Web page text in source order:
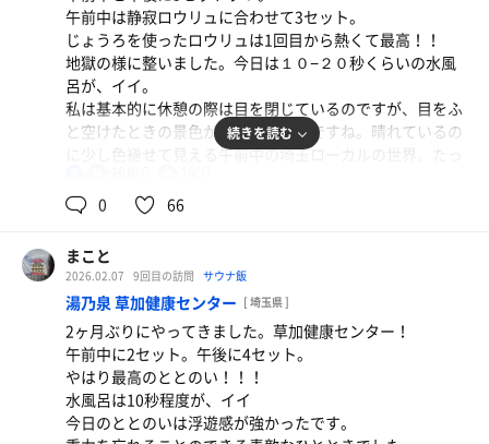
午前中は静寂ロウリュに合わせて3セット。
じょうろを使ったロウリュは1回目から熱くて最高！！
地獄の様に整いました。今日は１０−２０秒くらいの水風
呂が、イイ。
私は基本的に休憩の際は目を閉じているのですが、目をふ
と空けたときの景色が堪らなくいいですね。晴れているの
に少し色褪せて見える午前中の埼玉ローカルの世界。たっ
お昼にはラッコ飯を食し、そのままビンゴ大会へ。
その後は館内で夕方までだらだら。グッズ売り場やゲーム
センターを覗くのも楽しかったです。
そして17時頃から締めの3セット。
いや〜3回とも抜群に整いました。浮遊感に包まれながら
自分の意識が草加の空に溶けていくあの感覚は堪りませ
ん！！
３セット後薬湯でじんわり温まってフィニッシュ。
今日も最高でした。
また来ます。
続きを読む
0 66
まこと
2026.02.07 9回目の訪問 サウナ飯
湯乃泉 草加健康センター [ 埼玉県 ]
2ヶ月ぶりにやってきました。草加健康センター！
午前中に2セット。午後に4セット。
やはり最高のととのい！！！
水風呂は10秒程度が、イイ
今日のととのいは浮遊感が強かったです。